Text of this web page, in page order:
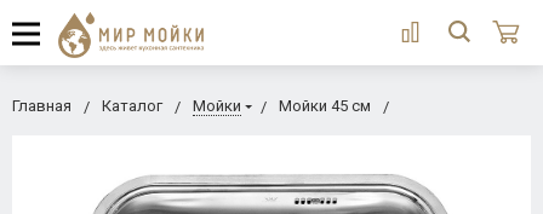
Главная Каталог Мойки Мойки 45 см